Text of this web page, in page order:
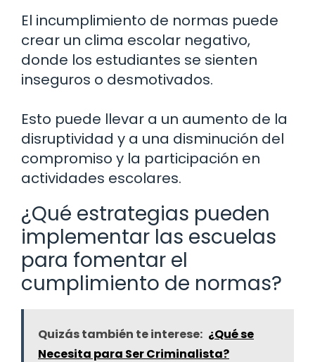
El incumplimiento de normas puede
crear un clima escolar negativo,
donde los estudiantes se sienten
inseguros o desmotivados.
Esto puede llevar a un aumento de la
disruptividad y a una disminución del
compromiso y la participación en
actividades escolares.
¿Qué estrategias pueden
implementar las escuelas
para fomentar el
cumplimiento de normas?
Quizás también te interese: ¿Qué se
Necesita para Ser Criminalista?